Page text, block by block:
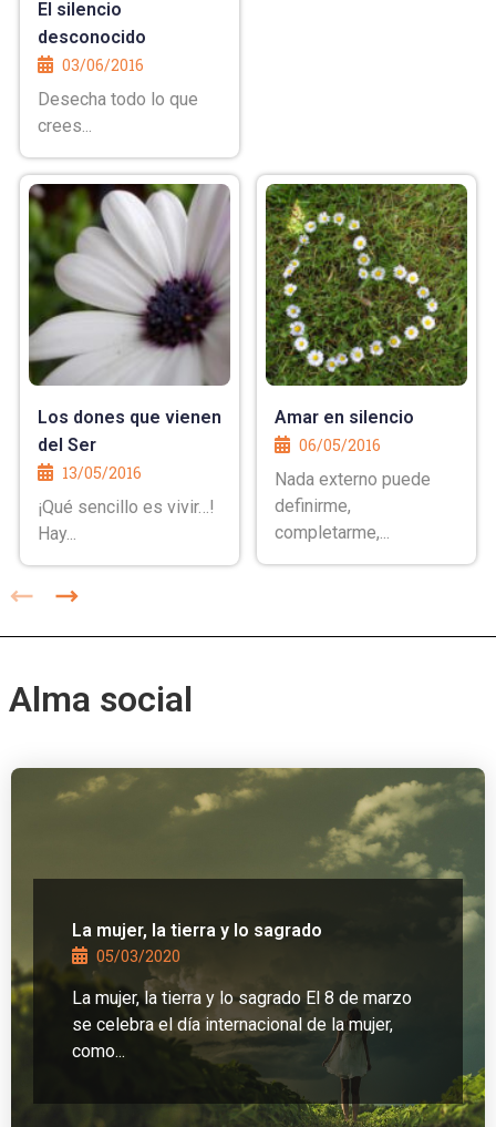
El silencio
desconocido
03/06/2016
Desecha todo lo que
crees...
Los dones que vienen
del Ser
13/05/2016
¡Qué sencillo es vivir…!
Hay...
Amar en silencio
06/05/2016
Nada externo puede
definirme,
completarme,...
Alma social
La mujer, la tierra y lo sagrado
05/03/2020
La mujer, la tierra y lo sagrado El 8 de marzo
se celebra el día internacional de la mujer,
como...